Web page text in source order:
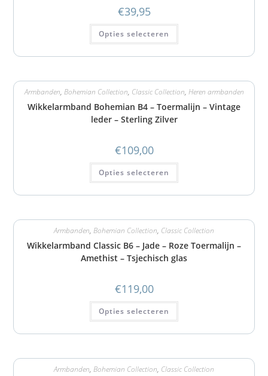
€39,95
Opties selecteren
Armbanden, Bohemian Collection, Classic Collection, Heren armbanden
Wikkelarmband Bohemian B4 – Toermalijn – Vintage
leder – Sterling Zilver
€109,00
Opties selecteren
Armbanden, Bohemian Collection, Classic Collection
Wikkelarmband Classic B6 – Jade – Roze Toermalijn –
Amethist – Tsjechisch glas
€119,00
Opties selecteren
Armbanden, Bohemian Collection, Classic Collection